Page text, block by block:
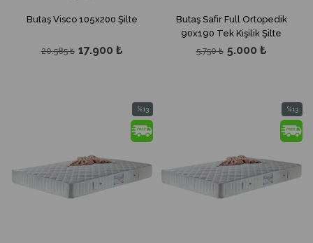
Butaş Visco 105x200 Şilte
17.900 ₺
20.585 ₺
Butaş Safir Full Ortopedik
90x190 Tek Kişilik Şilte
5.000 ₺
5.750 ₺
%13
İndirim
%13İndirim
%13
İndirim